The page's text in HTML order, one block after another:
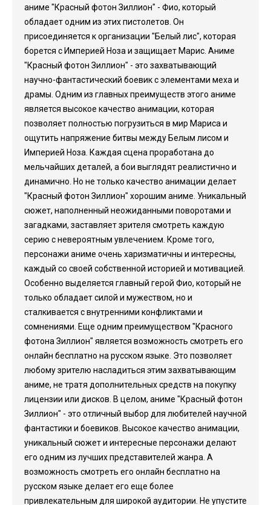
аниме "Красный фотон Зиллион" - Фио, который
обладает одним из этих пистолетов. Он
присоединяется к организации "Белый лис", которая
борется с Империей Ноза и защищает Марис. Аниме
"Красный фотон Зиллион" - это захватывающий
научно-фантастический боевик с элементами меха и
драмы. Одним из главных преимуществ этого аниме
является высокое качество анимации, которая
позволяет полностью погрузиться в мир Мариса и
ощутить напряжение битвы между Белым лисом и
Империей Ноза. Каждая сцена проработана до
мельчайших деталей, а бои выглядят реалистично и
динамично. Но не только качество анимации делает
"Красный фотон Зиллион" хорошим аниме. Уникальный
сюжет, наполненный неожиданными поворотами и
загадками, заставляет зрителя смотреть каждую
серию с невероятным увлечением. Кроме того,
персонажи аниме очень харизматичны и интересны,
каждый со своей собственной историей и мотивацией.
Особенно выделяется главный герой Фио, который не
только обладает силой и мужеством, но и
сталкивается с внутренними конфликтами и
сомнениями. Еще одним преимуществом "Красного
фотона Зиллион" является возможность смотреть его
онлайн бесплатно на русском языке. Это позволяет
любому зрителю насладиться этим захватывающим
аниме, не тратя дополнительных средств на покупку
лицензии или дисков. В целом, аниме "Красный фотон
Зиллион" - это отличный выбор для любителей научной
фантастики и боевиков. Высокое качество анимации,
уникальный сюжет и интересные персонажи делают
его одним из лучших представителей жанра. А
возможность смотреть его онлайн бесплатно на
русском языке делает его еще более
привлекательным для широкой аудитории. Не упустите